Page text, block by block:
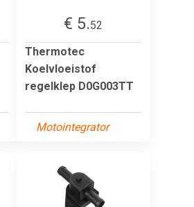
€ 5.52
Thermotec
Koelvloeistof
regelklep D0G003TT
Motointegrator